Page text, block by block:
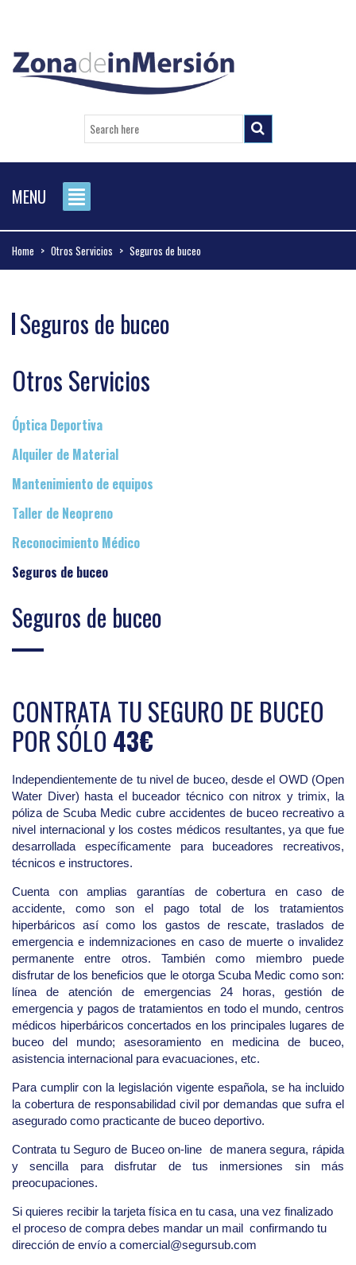
MENU
Home > Otros Servicios > Seguros de buceo
Seguros de buceo
Otros Servicios
Óptica Deportiva
Alquiler de Material
Mantenimiento de equipos
Taller de Neopreno
Reconocimiento Médico
Seguros de buceo
Seguros de buceo
CONTRATA TU SEGURO DE BUCEO
POR SÓLO 43€
Independientemente de tu nivel de buceo, desde el OWD (Open
Water Diver) hasta el buceador técnico con nitrox y trimix, la
póliza de Scuba Medic cubre accidentes de buceo recreativo a
nivel internacional y los costes médicos resultantes, ya que fue
desarrollada específicamente para buceadores recreativos,
técnicos e instructores.
Cuenta con amplias garantías de cobertura en caso de
accidente, como son el pago total de los tratamientos
hiperbáricos así como los gastos de rescate, traslados de
emergencia e indemnizaciones en caso de muerte o invalidez
permanente entre otros. También como miembro puede
disfrutar de los beneficios que le otorga Scuba Medic como son:
línea de atención de emergencias 24 horas, gestión de
emergencia y pagos de tratamientos en todo el mundo, centros
médicos hiperbáricos concertados en los principales lugares de
buceo del mundo; asesoramiento en medicina de buceo,
asistencia internacional para evacuaciones, etc.
Para cumplir con la legislación vigente española, se ha incluido
la cobertura de responsabilidad civil por demandas que sufra el
asegurado como practicante de buceo deportivo.
Contrata tu Seguro de Buceo on-line de manera segura, rápida
y sencilla para disfrutar de tus inmersiones sin más
preocupaciones.
Si quieres recibir la tarjeta física en tu casa, una vez finalizado
el proceso de compra debes mandar un mail confirmando tu
dirección de envío a comercial@segursub.com